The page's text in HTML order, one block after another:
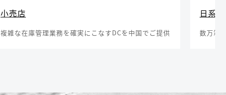
小売店
複雑な在庫管理業務を確実にこなすDCを中国でご提供
日系
数万箱